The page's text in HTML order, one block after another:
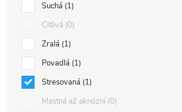
Suchá 1
Citlivá 0
Zralá 1
Povadlá 1
Stresovaná 1
Mastná až aknózní 0